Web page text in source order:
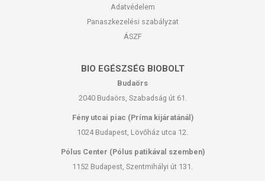
Adatvédelem
Panaszkezelési szabályzat
ÁSZF
BIO EGÉSZSÉG BIOBOLT
Budaörs
2040 Budaörs, Szabadság út 61.
Fény utcai piac (Príma kijáratánál)
1024 Budapest, Lövőház utca 12.
Pólus Center (Pólus patikával szemben)
1152 Budapest, Szentmihályi út 131.